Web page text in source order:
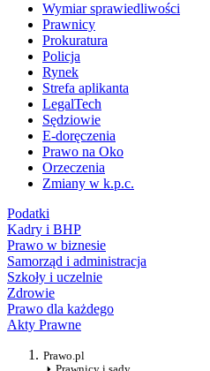
Wymiar sprawiedliwości
Prawnicy
Prokuratura
Policja
Rynek
Strefa aplikanta
LegalTech
Sędziowie
E-doręczenia
Prawo na Oko
Orzeczenia
Zmiany w k.p.c.
Podatki
Kadry i BHP
Prawo w biznesie
Samorząd i administracja
Szkoły i uczelnie
Zdrowie
Prawo dla każdego
Akty Prawne
Prawo.pl